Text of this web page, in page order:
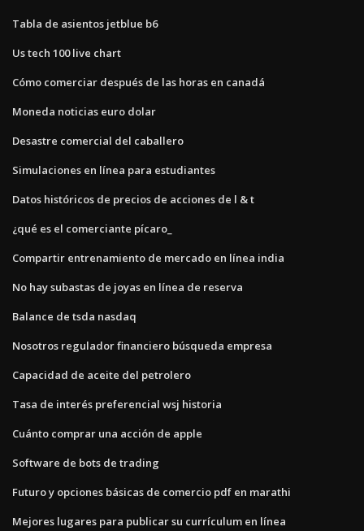
Tabla de asientos jetblue b6
Us tech 100 live chart
Cómo comerciar después de las horas en canadá
Moneda noticias euro dolar
Desastre comercial del caballero
Simulaciones en línea para estudiantes
Datos históricos de precios de acciones de l & t
¿qué es el comerciante pícaro_
Compartir entrenamiento de mercado en línea india
No hay subastas de joyas en línea de reserva
Balance de tsda nasdaq
Nosotros regulador financiero búsqueda empresa
Capacidad de aceite del petrolero
Tasa de interés preferencial wsj historia
Cuánto comprar una acción de apple
Software de bots de trading
Futuro y opciones básicas de comercio pdf en marathi
Mejores lugares para publicar su currículum en línea